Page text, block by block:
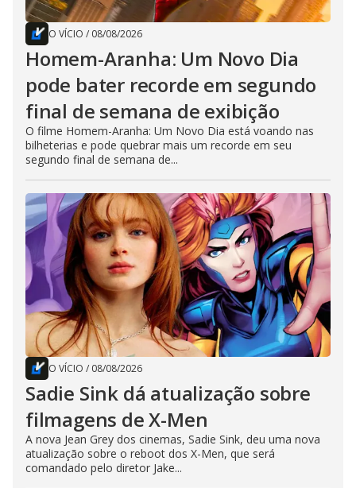
O VÍCIO / 08/08/2026
Homem-Aranha: Um Novo Dia
pode bater recorde em segundo
final de semana de exibição
O filme Homem-Aranha: Um Novo Dia está voando nas
bilheterias e pode quebrar mais um recorde em seu
segundo final de semana de...
O VÍCIO / 08/08/2026
Sadie Sink dá atualização sobre
filmagens de X-Men
A nova Jean Grey dos cinemas, Sadie Sink, deu uma nova
atualização sobre o reboot dos X-Men, que será
comandado pelo diretor Jake...